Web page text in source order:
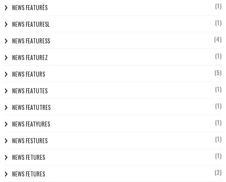
NEWS FEATURÈS (1)
NEWS FEATURESL (1)
NEWS FEATURESS (4)
NEWS FEATUREZ (1)
NEWS FEATURS (5)
NEWS FEATUTES (1)
NEWS FEATUTRES (1)
NEWS FEATYURES (1)
NEWS FESTURES (1)
NEWS FETURES (1)
NEWS FETURES (2)